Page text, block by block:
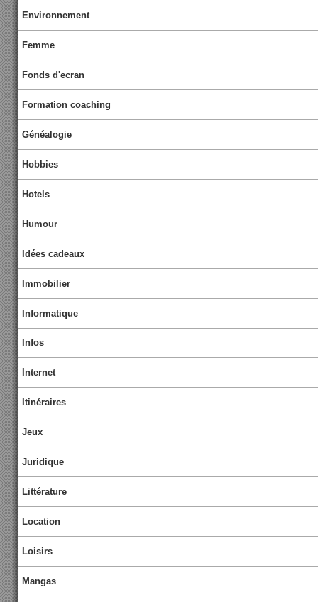
Environnement
Femme
Fonds d'ecran
Formation coaching
Généalogie
Hobbies
Hotels
Humour
Idées cadeaux
Immobilier
Informatique
Infos
Internet
Itinéraires
Jeux
Juridique
Littérature
Location
Loisirs
Mangas